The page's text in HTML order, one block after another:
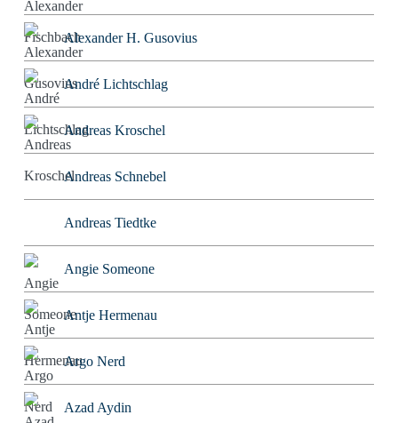
Alexander H. Gusovius
André Lichtschlag
Andreas Kroschel
Andreas Schnebel
Andreas Tiedtke
Angie Someone
Antje Hermenau
Argo Nerd
Azad Aydin